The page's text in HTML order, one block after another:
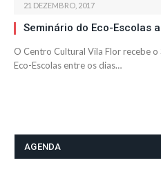
21 DEZEMBRO, 2017
Seminário do Eco-Escolas
O Centro Cultural Vila Flor recebe
Eco-Escolas entre os dias…
AGENDA